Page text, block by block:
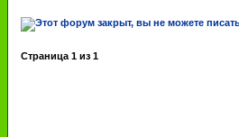
Страница 1 из 1